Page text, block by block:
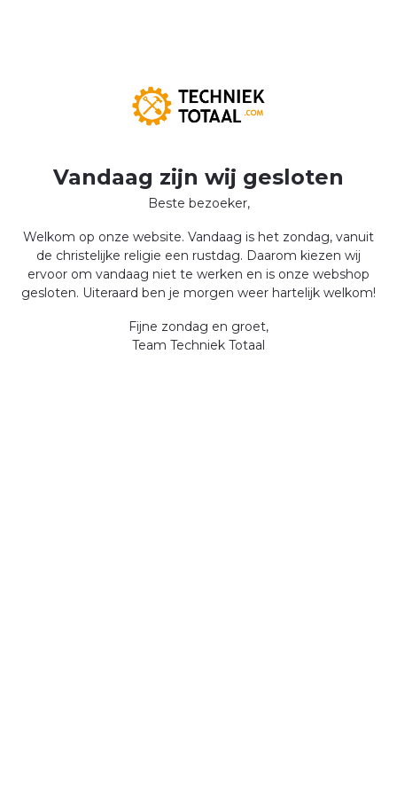
Vandaag zijn wij gesloten
Beste bezoeker,
Welkom op onze website. Vandaag is het zondag, vanuit
de christelijke religie een rustdag. Daarom kiezen wij
ervoor om vandaag niet te werken en is onze webshop
gesloten. Uiteraard ben je morgen weer hartelijk welkom!
Fijne zondag en groet,
Team Techniek Totaal